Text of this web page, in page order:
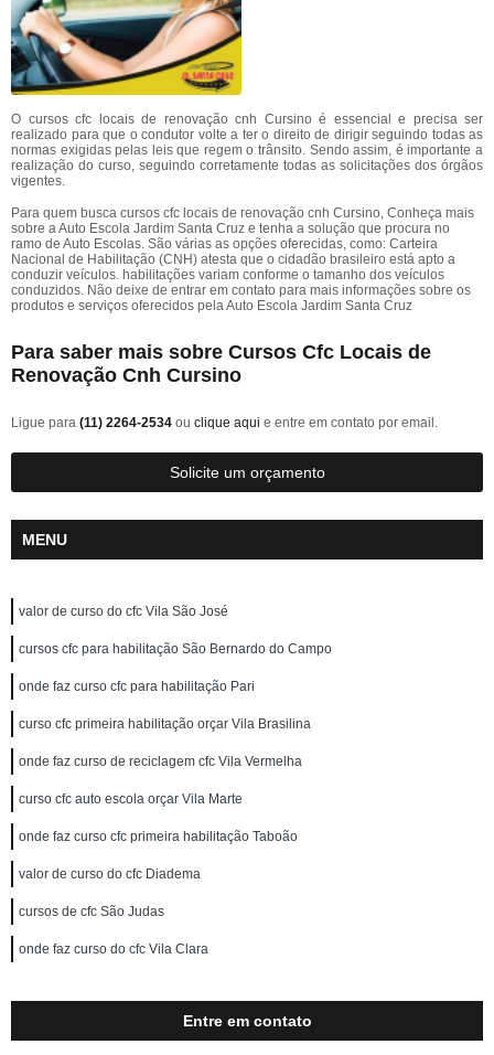
O cursos cfc locais de renovação cnh Cursino é essencial e precisa ser
realizado para que o condutor volte a ter o direito de dirigir seguindo todas as
normas exigidas pelas leis que regem o trânsito. Sendo assim, é importante a
realização do curso, seguindo corretamente todas as solicitações dos órgãos
vigentes.
Para quem busca cursos cfc locais de renovação cnh Cursino, Conheça mais
sobre a Auto Escola Jardim Santa Cruz e tenha a solução que procura no
ramo de Auto Escolas. São várias as opções oferecidas, como: Carteira
Nacional de Habilitação (CNH) atesta que o cidadão brasileiro está apto a
conduzir veículos. habilitações variam conforme o tamanho dos veículos
conduzidos. Não deixe de entrar em contato para mais informações sobre os
produtos e serviços oferecidos pela Auto Escola Jardim Santa Cruz
Para saber mais sobre Cursos Cfc Locais de
Renovação Cnh Cursino
Ligue para (11) 2264-2534 ou clique aqui e entre em contato por email.
Solicite um orçamento
MENU
valor de curso do cfc Vila São José
cursos cfc para habilitação São Bernardo do Campo
onde faz curso cfc para habilitação Pari
curso cfc primeira habilitação orçar Vila Brasilina
onde faz curso de reciclagem cfc Vila Vermelha
curso cfc auto escola orçar Vila Marte
onde faz curso cfc primeira habilitação Taboão
valor de curso do cfc Diadema
cursos de cfc São Judas
onde faz curso do cfc Vila Clara
Entre em contato